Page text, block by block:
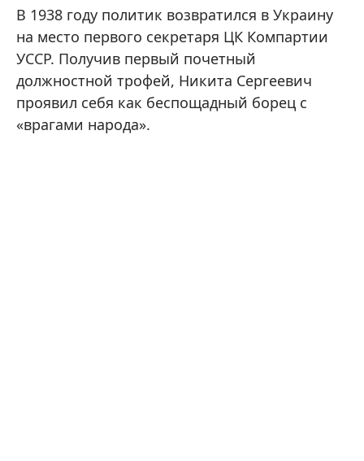
В 1938 году политик возвратился в Украину
на место первого секретаря ЦК Компартии
УССР. Получив первый почетный
должностной трофей, Никита Сергеевич
проявил себя как беспощадный борец с
«врагами народа».